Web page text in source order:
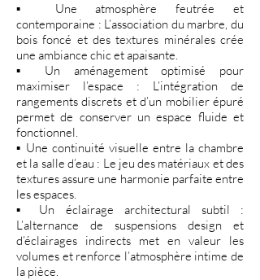
▪️ Une atmosphère feutrée et
contemporaine : L’association du marbre, du
bois foncé et des textures minérales crée
une ambiance chic et apaisante.
▪️ Un aménagement optimisé pour
maximiser l’espace : L’intégration de
rangements discrets et d’un mobilier épuré
permet de conserver un espace fluide et
fonctionnel.
▪️ Une continuité visuelle entre la chambre
et la salle d’eau : Le jeu des matériaux et des
textures assure une harmonie parfaite entre
les espaces.
▪️ Un éclairage architectural subtil :
L’alternance de suspensions design et
d’éclairages indirects met en valeur les
volumes et renforce l’atmosphère intime de
la pièce.